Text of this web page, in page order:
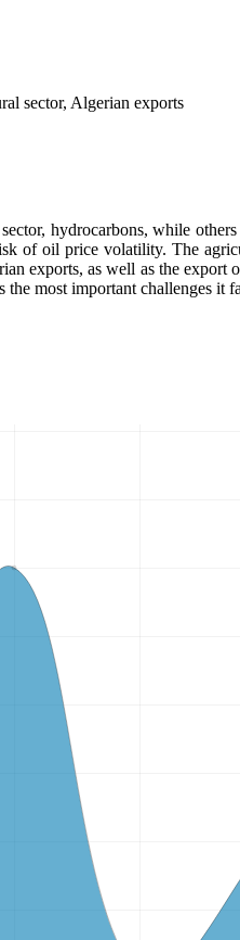
sector, Algerian exports
hydrocarbons, while
of oil price volatility. The
exports, as well as the
most important challenges it